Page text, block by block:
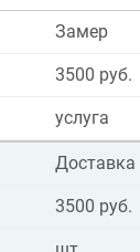
Замер
3500 руб.
услуга
Доставка
3500 руб.